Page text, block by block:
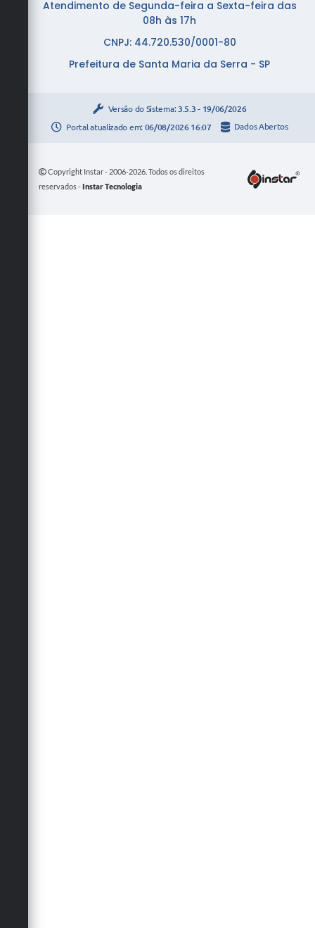
Atendimento de Segunda-feira a Sexta-feira das
08h às 17h
CNPJ: 44.720.530/0001-80
Prefeitura de Santa Maria da Serra - SP
Versão do Sistema: 3.5.3 - 19/06/2026
Portal atualizado em: 06/08/2026 16:07 Dados Abertos
Copyright Instar - 2006-2026. Todos os direitos
reservados -Instar Tecnologia